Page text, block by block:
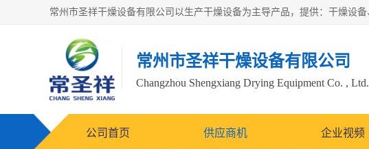
常州市圣祥干燥设备有限公司
Changzhou Shengxiang Drying Equipment Co. , Ltd.
公司首页 供应商机 企业视频